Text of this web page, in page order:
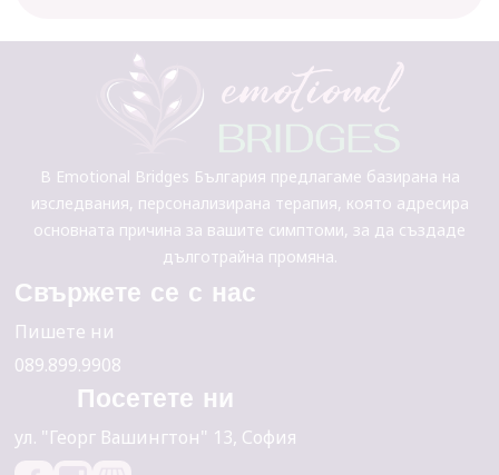
В Emotional Bridges България предлагаме базирана на
изследвания, персонализирана терапия, която адресира
основната причина за вашите симптоми, за да създаде
дълготрайна промяна.
Свържете се с нас
Пишете ни
089.899.9908
Посетете ни
yл. "Георг Вашингтон" 13, София